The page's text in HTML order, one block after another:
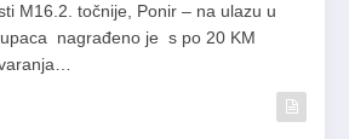
M16.2. točnije, Ponir – na ulazu u
nagrađeno je s po 20 KM